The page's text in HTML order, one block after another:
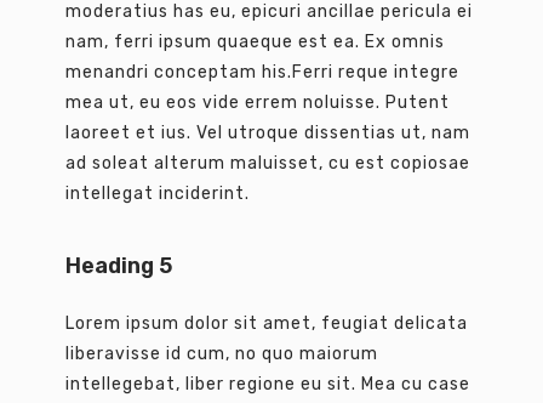
moderatius has eu, epicuri ancillae pericula ei
nam, ferri ipsum quaeque est ea. Ex omnis
menandri conceptam his.Ferri reque integre
mea ut, eu eos vide errem noluisse. Putent
laoreet et ius. Vel utroque dissentias ut, nam
ad soleat alterum maluisset, cu est copiosae
intellegat inciderint.
Heading 5
Lorem ipsum dolor sit amet, feugiat delicata
liberavisse id cum, no quo maiorum
intellegebat, liber regione eu sit. Mea cu case